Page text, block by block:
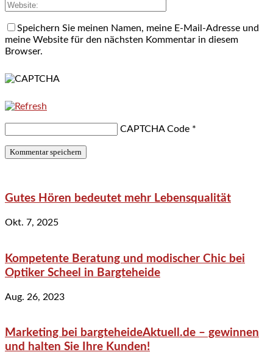
Speichern Sie meinen Namen, meine E-Mail-Adresse und
meine Website für den nächsten Kommentar in diesem
Browser.
CAPTCHA Code *
Gutes Hören bedeutet mehr Lebensqualität
Okt. 7, 2025
Kompetente Beratung und modischer Chic bei
Optiker Scheel in Bargteheide
Aug. 26, 2023
Marketing bei bargteheideAktuell.de – gewinnen
und halten Sie Ihre Kunden!